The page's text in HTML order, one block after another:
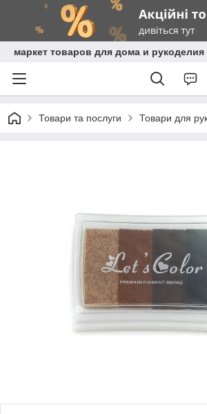
маркет товаров для дома и рукоделия
Товари та послуги Товари для